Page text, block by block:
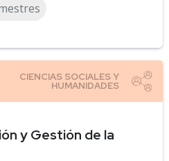
y Gestión de la